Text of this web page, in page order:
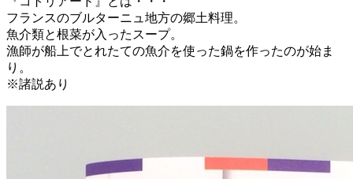
フランスのブルターニュ地方の郷土料理。
魚介類と根菜が入ったスープ。
漁師が船上でとれたての魚介を使った鍋を作ったのが始ま
り。
※諸説あり